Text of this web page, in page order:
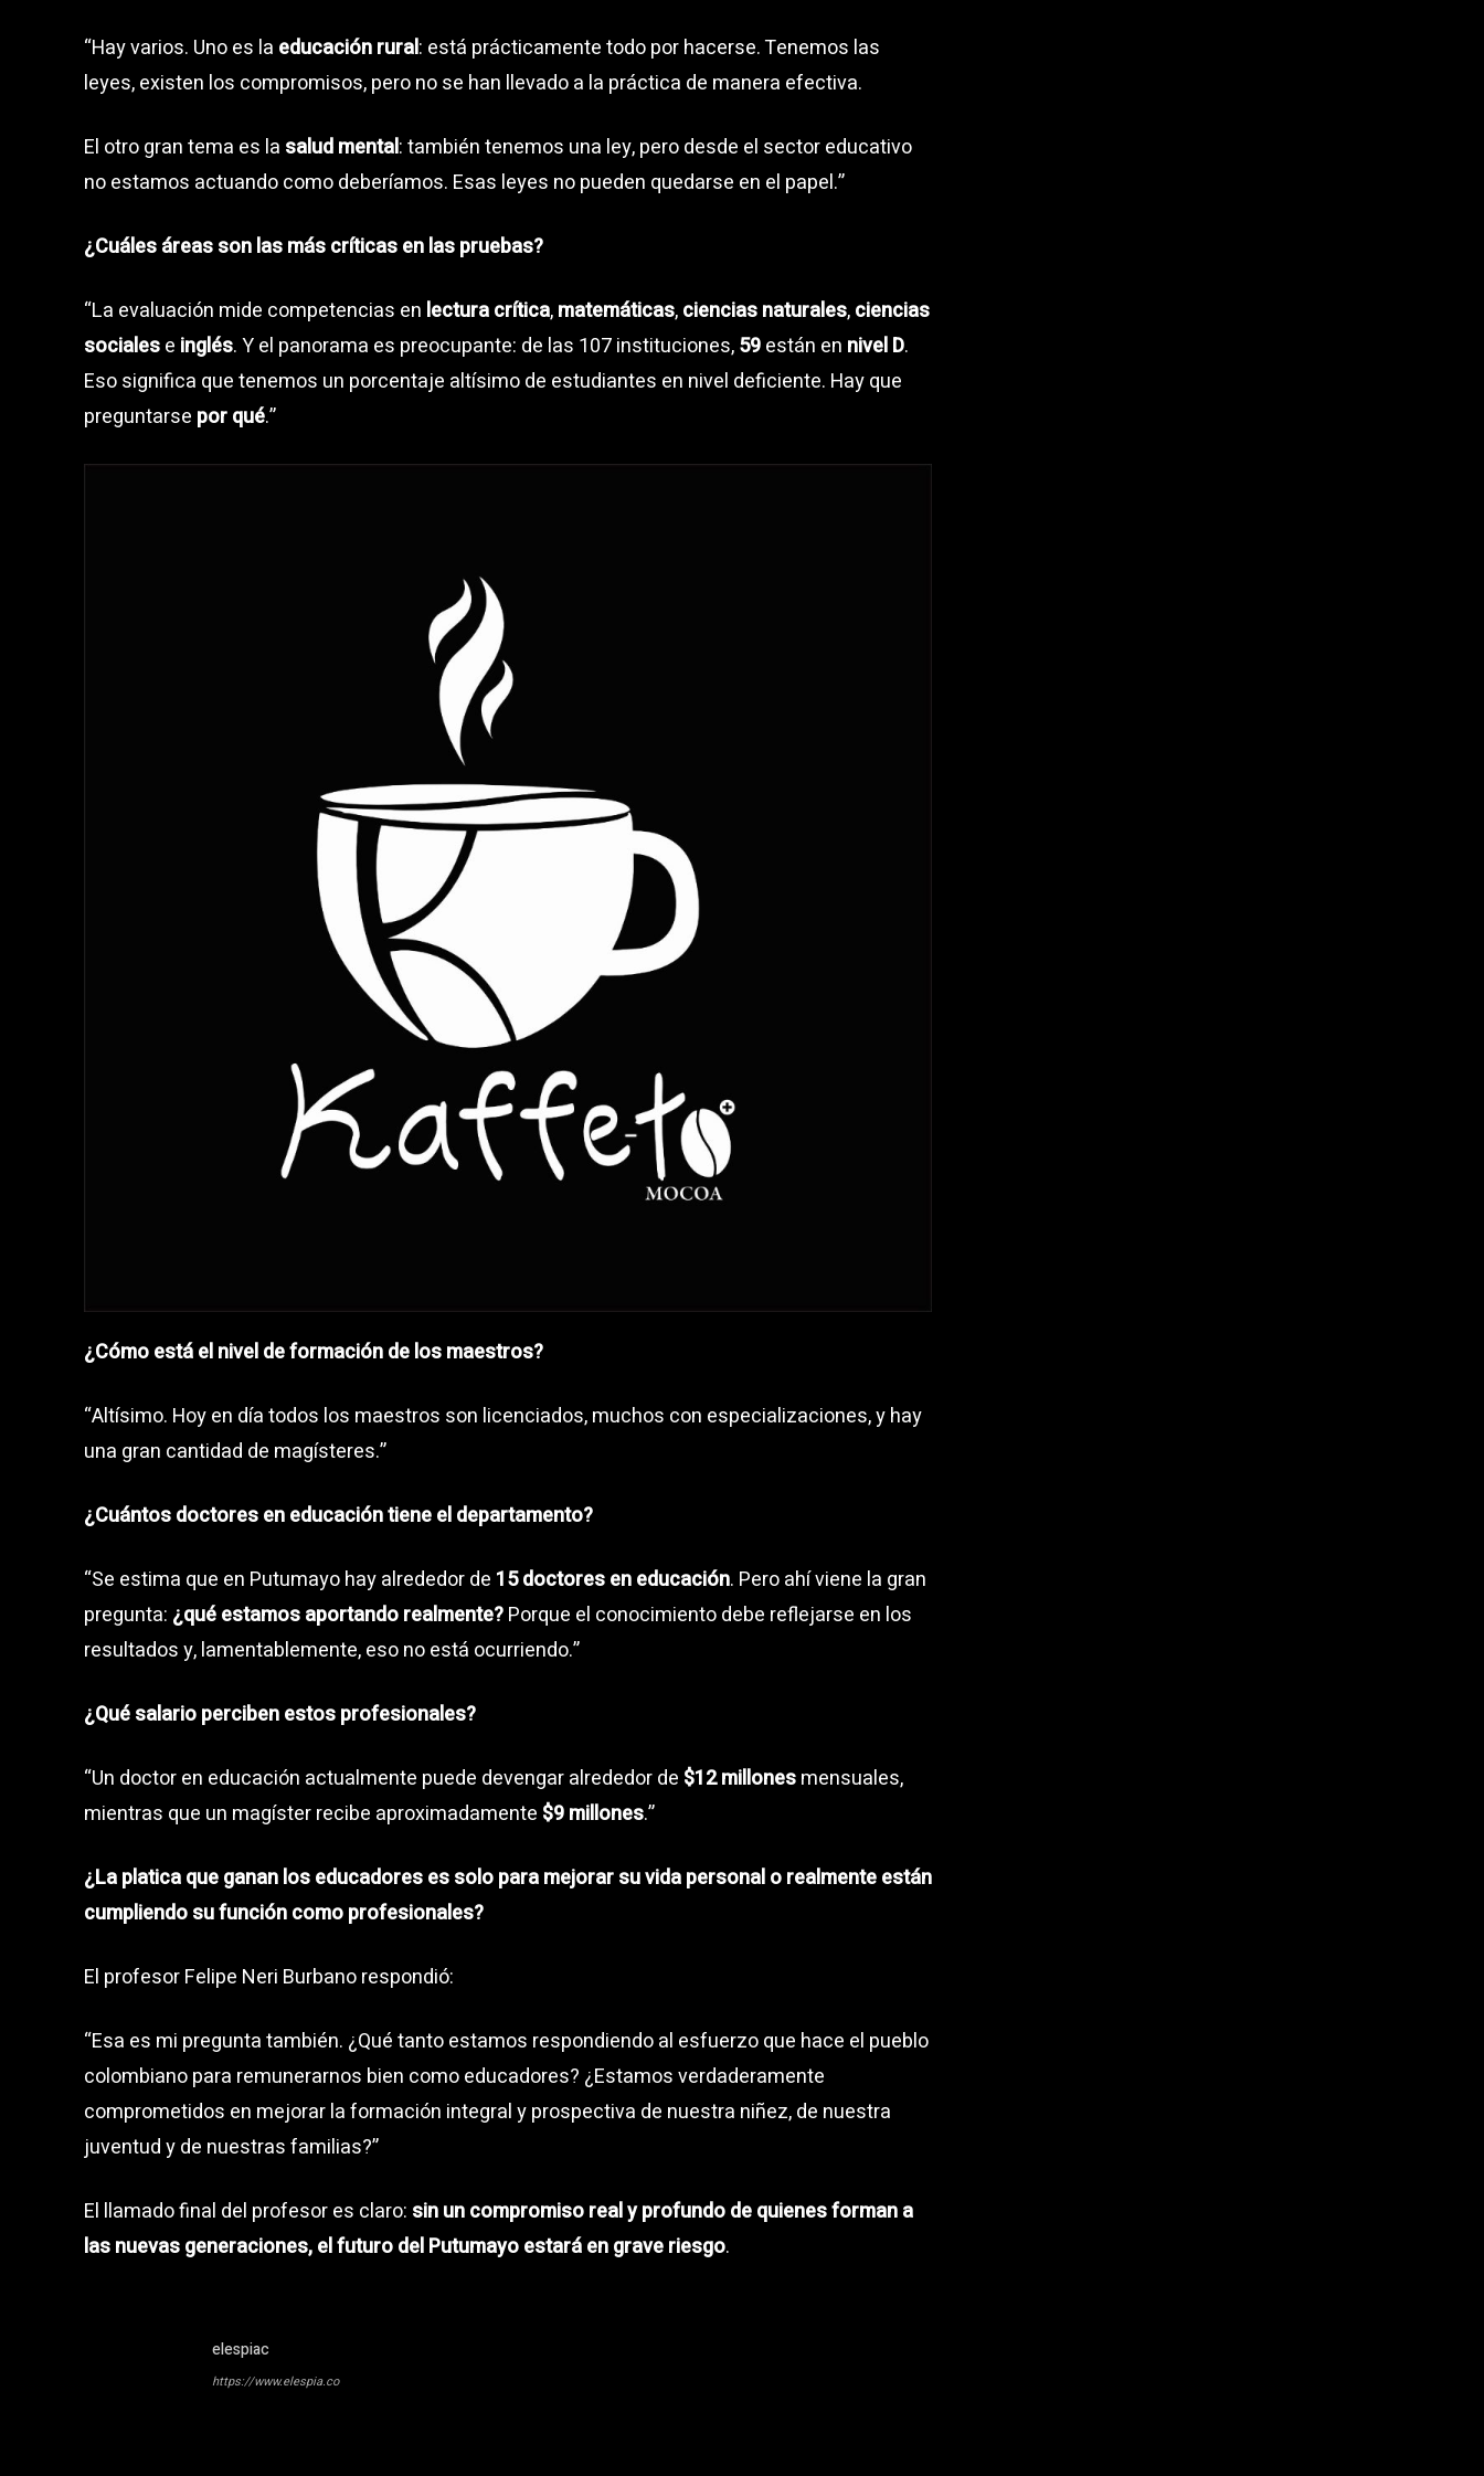
“Hay varios. Uno es la educación rural: está prácticamente todo por hacerse. Tenemos las
leyes, existen los compromisos, pero no se han llevado a la práctica de manera efectiva.
El otro gran tema es la salud mental: también tenemos una ley, pero desde el sector educativo
no estamos actuando como deberíamos. Esas leyes no pueden quedarse en el papel.”
¿Cuáles áreas son las más críticas en las pruebas?
“La evaluación mide competencias en lectura crítica,matemáticas,ciencias naturales,ciencias
socialese inglés. Y el panorama es preocupante: de las 107 instituciones,59están en nivel D.
Eso significa que tenemos un porcentaje altísimo de estudiantes en nivel deficiente. Hay que
preguntarse por qué.”
¿Cómo está el nivel de formación de los maestros?
“Altísimo. Hoy en día todos los maestros son licenciados, muchos con especializaciones, y hay
una gran cantidad de magísteres.”
¿Cuántos doctores en educación tiene el departamento?
“Se estima que en Putumayo hay alrededor de 15 doctores en educación. Pero ahí viene la gran
pregunta: ¿qué estamos aportando realmente?Porque el conocimiento debe reflejarse en los
resultados y, lamentablemente, eso no está ocurriendo.”
¿Qué salario perciben estos profesionales?
“Un doctor en educación actualmente puede devengar alrededor de $12 millonesmensuales,
mientras que un magíster recibe aproximadamente $9 millones.”
¿La platica que ganan los educadores es solo para mejorar su vida personal o realmente están
cumpliendo su función como profesionales?
El profesor Felipe Neri Burbano respondió:
“Esa es mi pregunta también. ¿Qué tanto estamos respondiendo al esfuerzo que hace el pueblo
colombiano para remunerarnos bien como educadores? ¿Estamos verdaderamente
comprometidos en mejorar la formación integral y prospectiva de nuestra niñez, de nuestra
juventud y de nuestras familias?”
El llamado final del profesor es claro: sin un compromiso real y profundo de quienes forman a
las nuevas generaciones, el futuro del Putumayo estará en grave riesgo.
elespiac
https://www.elespia.co